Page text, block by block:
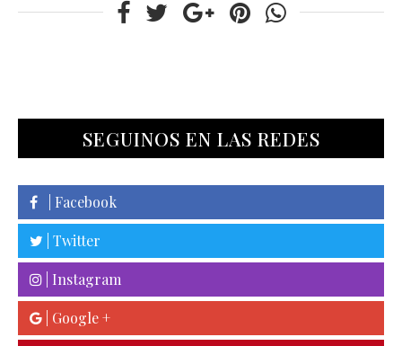
SEGUINOS EN LAS REDES
| Facebook
| Twitter
| Instagram
| Google +